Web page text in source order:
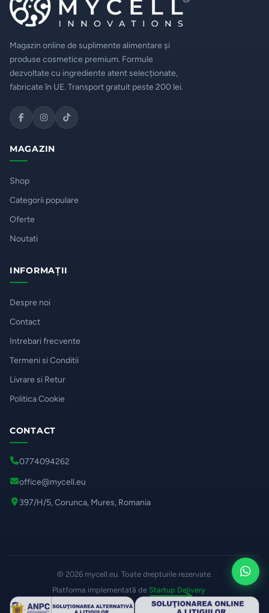
Magazin online de suplimente alimentare și
produse cosmetice premium. Formule
dezvoltate cu ingrediente atent selecționate,
fabricate în UE. Transport gratuit peste 200 lei.
MAGAZIN
Shop
Categorii populare
Oferte
Noutati
INFORMAȚII
Despre noi
Contact
Intrebari frecvente
Termeni si Conditii
Livrare si Retur
Politica Cookie
CONTACT
0774094262
office@mycell.eu
397/H/5, Corunca, Mures, Romania
© 2026 mycell.eu. Toate drepturile rezervate.
Platforma implementată de Startup Delivery